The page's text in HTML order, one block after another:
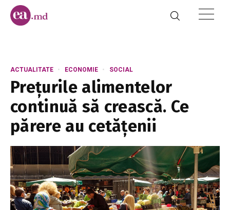
ACTUALITATE ECONOMIE SOCIAL
Prețurile alimentelor
continuă să crească. Ce
părere au cetățenii